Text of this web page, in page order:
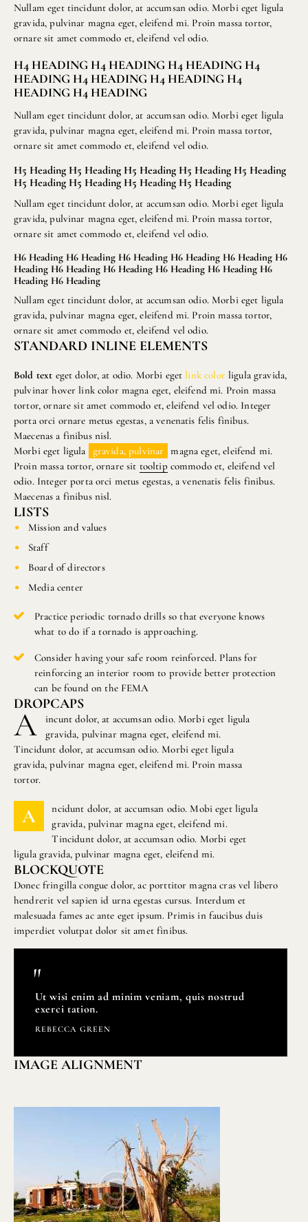
Nullam eget tincidunt dolor, at accumsan odio. Morbi eget ligula
gravida, pulvinar magna eget, eleifend mi. Proin massa tortor,
ornare sit amet commodo et, eleifend vel odio.
H4 HEADING H4 HEADING H4 HEADING H4
HEADING H4 HEADING H4 HEADING H4
HEADING H4 HEADING
Nullam eget tincidunt dolor, at accumsan odio. Morbi eget ligula
gravida, pulvinar magna eget, eleifend mi. Proin massa tortor,
ornare sit amet commodo et, eleifend vel odio.
H5 Heading H5 Heading H5 Heading H5 Heading H5 Heading
H5 Heading H5 Heading H5 Heading H5 Heading
Nullam eget tincidunt dolor, at accumsan odio. Morbi eget ligula
gravida, pulvinar magna eget, eleifend mi. Proin massa tortor,
ornare sit amet commodo et, eleifend vel odio.
H6 Heading H6 Heading H6 Heading H6 Heading H6 Heading H6
Heading H6 Heading H6 Heading H6 Heading H6 Heading H6
Heading H6 Heading
Nullam eget tincidunt dolor, at accumsan odio. Morbi eget ligula
gravida, pulvinar magna eget, eleifend mi. Proin massa tortor,
ornare sit amet commodo et, eleifend vel odio.
STANDARD INLINE ELEMENTS
Bold text eget dolor, at odio. Morbi egetlink color ligula gravida,
pulvinar hover link color magna eget, eleifend mi. Proin massa
tortor, ornare sit amet commodo et, eleifend vel odio. Integer
porta orci ornare metus egestas, a venenatis felis finibus.
Maecenas a finibus nisl.
Morbi eget ligula
gravida, pulvinar
magna eget, eleifend mi.
Proin massa tortor, ornare sit tooltip commodo et, eleifend vel
odio. Integer porta orci metus egestas, a venenatis felis finibus.
Maecenas a finibus nisl.
LISTS
Mission and values
Staff
Board of directors
Media center
Practice periodic tornado drills so that everyone knows
what to do if a tornado is approaching.
Consider having your safe room reinforced. Plans for
reinforcing an interior room to provide better protection
can be found on the FEMA
DROPCAPS
A
incunt dolor, at accumsan odio. Morbi eget ligula
gravida, pulvinar magna eget, eleifend mi.
Tincidunt dolor, at accumsan odio. Morbi eget ligula
gravida, pulvinar magna eget, eleifend mi. Proin massa
tortor.
A
ncidunt dolor, at accumsan odio. Mobi eget ligula
gravida, pulvinar magna eget, eleifend mi.
Tincidunt dolor, at accumsan odio. Morbi eget
ligula gravida, pulvinar magna eget, eleifend mi.
BLOCKQUOTE
Donec fringilla congue dolor, ac porttitor magna cras vel libero
hendrerit vel sapien id urna egestas cursus. Interdum et
malesuada fames ac ante eget ipsum. Primis in faucibus duis
imperdiet volutpat dolor sit amet finibus.
Ut wisi enim ad minim veniam, quis nostrud
exerci tation.
REBECCA GREEN
IMAGE ALIGNMENT